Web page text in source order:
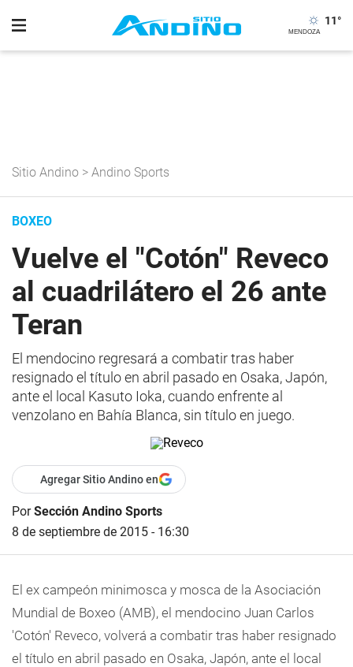
11°
Sitio Andino > Andino Sports
BOXEO
Vuelve el "Cotón" Reveco
al cuadrilátero el 26 ante
Teran
El mendocino regresará a combatir tras haber
resignado el título en abril pasado en Osaka, Japón,
ante el local Kasuto Ioka, cuando enfrente al
venzolano en Bahía Blanca, sin título en juego.
Agregar Sitio Andino en
PorSección Andino Sports
8 de septiembre de 2015 - 16:30
El ex campeón minimosca y mosca de la Asociación
Mundial de Boxeo (AMB), el mendocino Juan Carlos
'Cotón' Reveco, volverá a combatir tras haber resignado
el título en abril pasado en Osaka, Japón, ante el local